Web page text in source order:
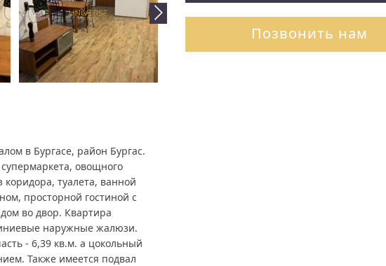
в Бургасе, район Бургас.
овощного
коридора, туалета, ванной
просторной гостиной с
во двор. Квартира
наружные жалюзи.
- 6,39 кв.м. а цокольный
Также имеется подвал
Позвонить нам